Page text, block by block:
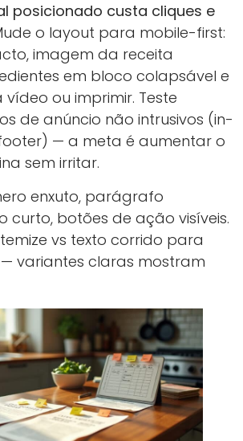
posicionado custa cliques e
o layout para mobile-first:
imagem da receita
em bloco colapsável e
ou imprimir. Teste
de anúncio não intrusivos (in-
— a meta é aumentar o
sem irritar.
enxuto, parágrafo
curto, botões de ação visíveis.
vs texto corrido para
variantes claras mostram